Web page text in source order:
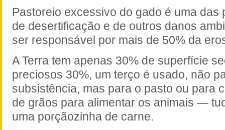
Pastoreio excessivo do gado é uma das
de desertificação e de outros danos
ser responsável por mais de 50% da
A Terra tem apenas 30% de superfície
preciosos 30%, um terço é usado, não
subsistência, mas para o pasto ou para
de grãos para alimentar os animais —
uma porçãozinha de carne.